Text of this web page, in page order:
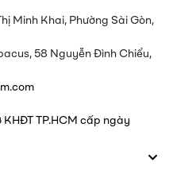
Minh Khai, Phường Sài Gòn,
58 Nguyễn Đình Chiểu,
TP.HCM cấp ngày